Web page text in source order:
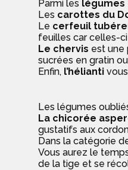
Parmi les légumes
Les carottes du
Le cerfeuil
feuilles car celles-
Le chervis est une
sucrées en gratin
Enfin, l’hélianti
Les légumes
La chicorée
gustatifs aux
Dans la catégorie
Vous aurez le
de la tige et se